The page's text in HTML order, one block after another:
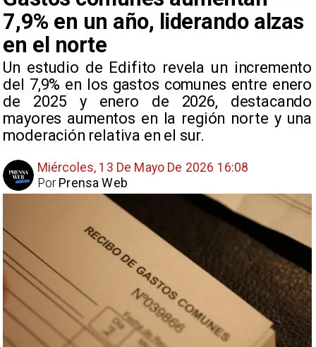
7,9% en un año, liderando alzas
en el norte
Un estudio de Edifito revela un incremento
del 7,9% en los gastos comunes entre enero
de 2025 y enero de 2026, destacando
mayores aumentos en la región norte y una
moderación relativa en el sur.
Miércoles, 13 De Mayo De 2026 16:08
Prensa Web
Por